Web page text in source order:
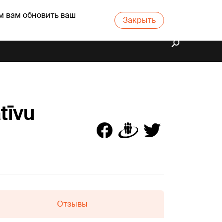
вам обновить ваш Закрыть
Отзывы